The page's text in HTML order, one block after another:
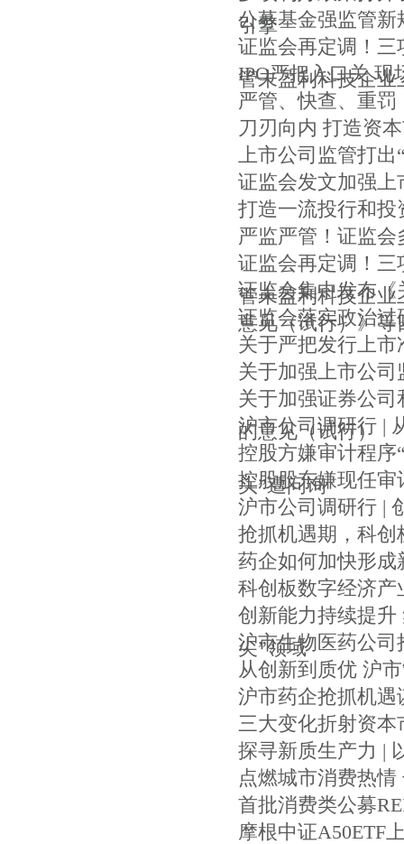
引擎
公募基金强监管新
证监会再定调！
管未盈利科技企业
IPO严把入口关 现
严管、快查、重
刀刃向内 打造资
上市公司监管打出
证监会发文加强
打造一流投行和投
严监严管！证监
证监会再定调！
管未盈利科技企业
证监会集中发布
意见（试行）》等
证监会落实政治
关于严把发行上
关于加强上市公
关于加强证券公
的意见（试行）
沪市公司调研行 |
控股方嫌审计程序
头”遭问询
控股股东嫌现任审
沪市公司调研行 |
抢抓机遇期，科创
药企如何加快形
科创板数字经济
创新能力持续提升
尖”领域
沪市生物医药公
从创新到质优 沪
沪市药企抢抓机
三大变化折射资
探寻新质生产力 |
点燃城市消费热情
首批消费类公募
摩根中证A50ETF